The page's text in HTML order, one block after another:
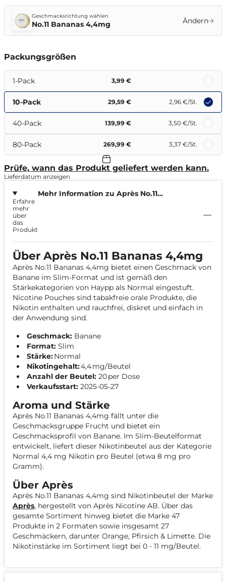
Geschmacksrichtung wählen
No.11 Bananas 4,4mg Ändern
Packungsgrößen
1-Pack 3,99 €
10-Pack 29,59 € 2,96 €/St.
40-Pack 139,99 € 3,50 €/St.
80-Pack 269,99 € 3,37 €/St.
Prüfe, wann das Produkt geliefert werden kann.
Lieferdatum anzeigen
Mehr Information zu Après No.11
Erfahre
mehr
über
das
Produkt
Über Après No.11 Bananas 4,4mg
Après No.11 Bananas 4,4mg bietet einen Geschmack von
Banane im Slim-Format und ist gemäß den
Stärkekategorien von Haypp als Normal eingestuft.
Nicotine Pouches sind tabakfreie orale Produkte, die
Nikotin enthalten und rauchfrei, diskret und einfach in
der Anwendung sind.
Geschmack: Banane
Format: Slim
Stärke:Normal
Nikotingehalt:4,4 mg/Beutel
Anzahl der Beutel: 20 per Dose
Verkaufsstart: 2025-05-27
Aroma und Stärke
Après No.11 Bananas 4,4mg fällt unter die
Geschmacksgruppe Frucht und bietet ein
Geschmacksprofil von Banane. Im Slim-Beutelformat
entwickelt, liefert dieser Nikotinbeutel aus der Kategorie
Normal 4,4 mg Nikotin pro Beutel (etwa 8 mg pro
Gramm).
Über Après
Après No.11 Bananas 4,4mg sind Nikotinbeutel der Marke
Après, hergestellt von Après Nicotine AB. Über das
gesamte Sortiment hinweg bietet die Marke 47
Produkte in 2 Formaten sowie insgesamt 27
Geschmäckern, darunter Orange, Pfirsich & Limette. Die
Nikotinstärke im Sortiment liegt bei 0 - 11 mg/Beutel.